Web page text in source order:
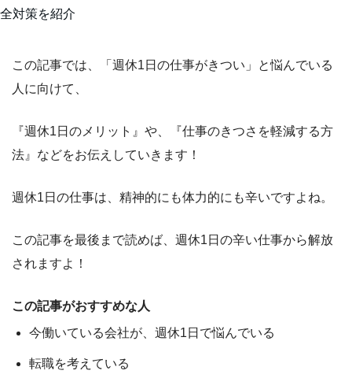
この記事では、 「週休1日の仕事がきつい 」
と悩んでいる
人に向けて、
『週休1日のメリット』や、『仕事のきつさを軽減する方
法』 などをお伝えしていきます！
週休1日の仕事は、精神的にも体力的にも辛いですよね。
この記事を最後まで読めば、 週休1日の辛い仕事から解放
されますよ！
この記事がおすすめな人
今働いている会社が、週休1日で悩んでいる
転職を考えている